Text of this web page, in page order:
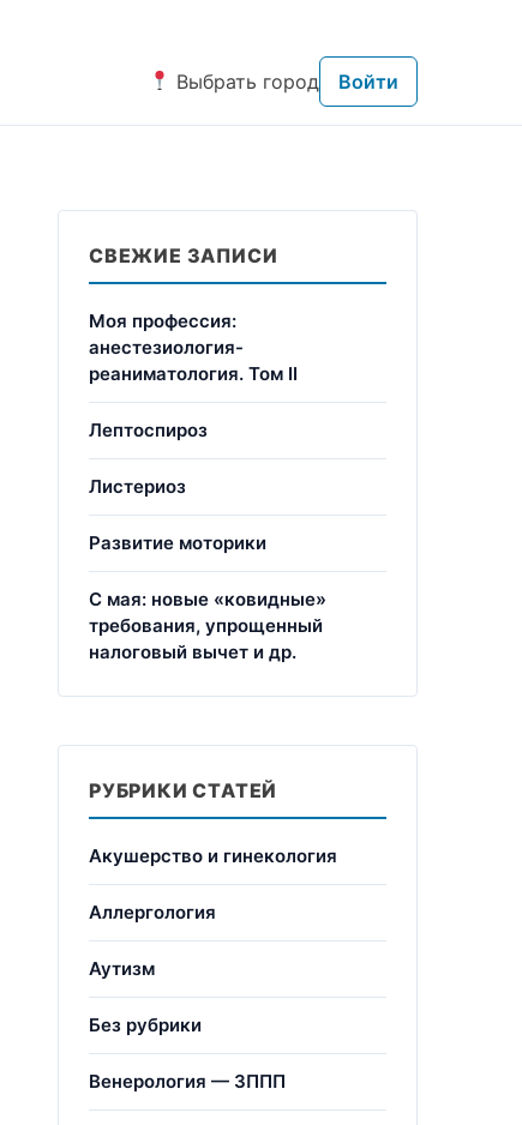
Выбрать город Войти
СВЕЖИЕ ЗАПИСИ
Моя профессия:
анестезиология-
реаниматология. Том II
Лептоспироз
Листериоз
Развитие моторики
С мая: новые «ковидные»
требования, упрощенный
налоговый вычет и др.
РУБРИКИ СТАТЕЙ
Акушерство и гинекология
Аллергология
Аутизм
Без рубрики
Венерология — ЗППП